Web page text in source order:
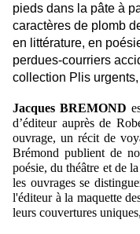
pieds dans la pâte à
caractères de plomb
en littérature, en
perdues-courriers
collection Plis
Jacques BREMOND
d’éditeur auprès de
ouvrage, un récit de
Brémond publient de
poésie, du théâtre et de
les ouvrages se
l'éditeur à la maquette
leurs couvertures uniques,